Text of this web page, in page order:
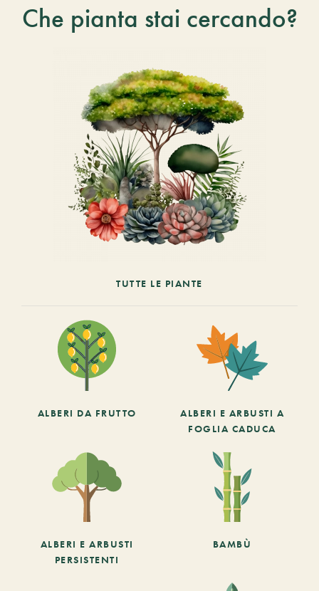
Che pianta stai cercando?
TUTTE LE PIANTE
ALBERI DA FRUTTO
ALBERI E ARBUSTI A
FOGLIA CADUCA
ALBERI E ARBUSTI
PERSISTENTI
BAMBÙ